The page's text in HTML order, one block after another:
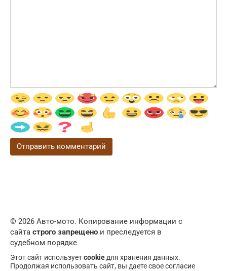
© 2026 Авто-мото. Копирование информации с
сайта строго запрещено и преследуется в
судебном порядке
Этот сайт используетcookie для хранения данных.
Продолжая использовать сайт, вы даете свое согласие